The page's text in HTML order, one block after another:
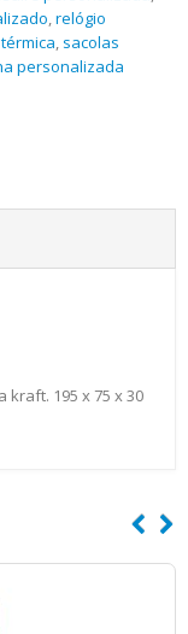
,relógio
, sacolas
personalizada
kraft. 195 x 75 x 30